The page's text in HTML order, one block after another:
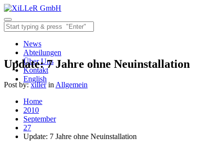
News
Abteilungen
Über Uns
Kontakt
English
Update: 7 Jahre ohne Neuinstallation
Post by:xillerin Allgemein
Home
2010
September
27
Update: 7 Jahre ohne Neuinstallation